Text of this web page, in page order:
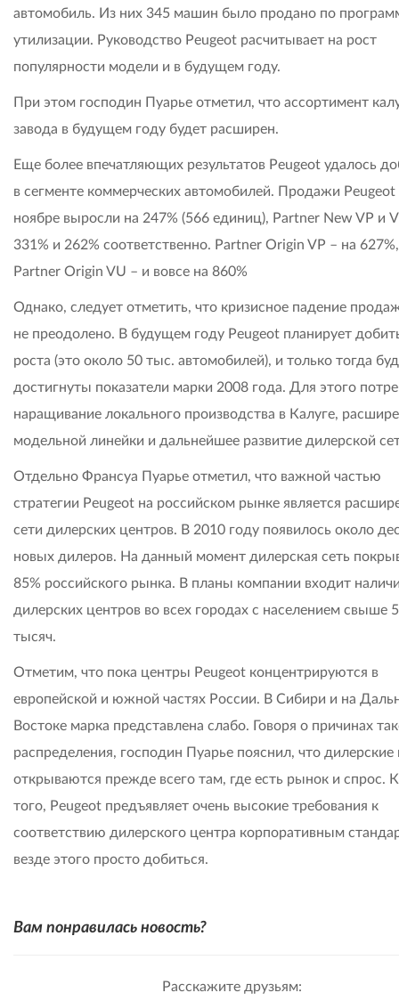
автомобиль. Из них 345 машин было продано по
утилизации. Руководство Peugeot расчитывает на рост
популярности модели и в будущем году.
При этом господин Пуарье отметил, что ассортимент
завода в будущем году будет расширен.
Еще более впечатляющих результатов Peugeot удалось
в сегменте коммерческих автомобилей. Продажи Peugeot
ноябре выросли на 247% (566 единиц), Partner New VP и
331% и 262% соответственно. Partner Origin VP – на
Partner Origin VU – и вовсе на 860%
Однако, следует отметить, что кризисное падение
не преодолено. В будущем году Peugeot планирует
роста (это около 50 тыс. автомобилей), и только тогда
достигнуты показатели марки 2008 года. Для этого
наращивание локального производства в Калуге,
модельной линейки и дальнейшее развитие дилерской
Отдельно Франсуа Пуарье отметил, что важной частью
стратегии Peugeot на российском рынке является
сети дилерских центров. В 2010 году появилось около
новых дилеров. На данный момент дилерская сеть
85% российского рынка. В планы компании входит
дилерских центров во всех городах с населением свыше
тысяч.
Отметим, что пока центры Peugeot концентрируются в
европейской и южной частях России. В Сибири и на
Востоке марка представлена слабо. Говоря о причинах
распределения, господин Пуарье пояснил, что
открываются прежде всего там, где есть рынок и спрос.
того, Peugeot предъявляет очень высокие требования к
соответствию дилерского центра корпоративным
везде этого просто добиться.
Вам понравилась новость?
Расскажите друзьям: